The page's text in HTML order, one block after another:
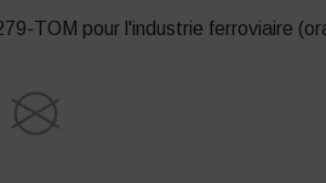
TOM pour l'industrie ferroviaire